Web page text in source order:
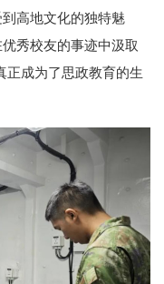
高地文化的独特魅
秀校友的事迹中汲取
正成为了思政教育的生